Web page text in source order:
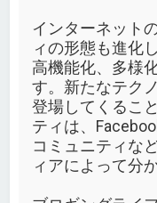
インターネット
ィの形態も進化
高機能化、多様
す。新たなテク
登場してくるこ
ティは、
コミュニティな
ィアによって分